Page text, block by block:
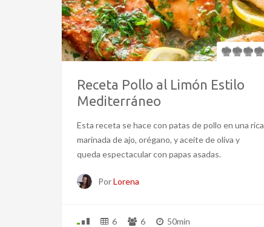
Receta Pollo al Limón Estilo
Mediterráneo
Esta receta se hace con patas de pollo en una rica
marinada de ajo, orégano, y aceite de oliva y
queda espectacular con papas asadas.
PorLorena
6 6 50min